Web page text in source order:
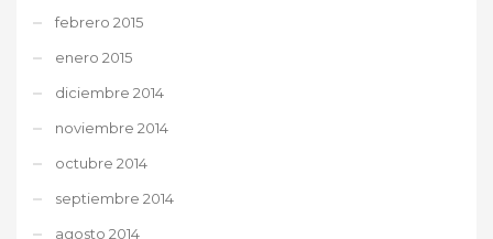
febrero 2015
enero 2015
diciembre 2014
noviembre 2014
octubre 2014
septiembre 2014
agosto 2014